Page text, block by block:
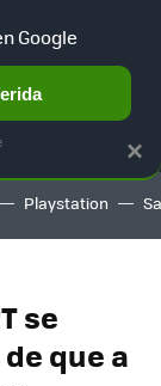
TERRITORIO
Playstation
se
que a
×
Google